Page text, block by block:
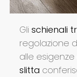
Gli schienali
regolazione
alle
slitta